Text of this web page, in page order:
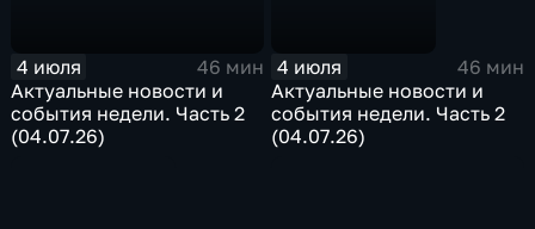
4 июля
46 мин
Актуальные новости и
события недели. Часть 2
(04.07.26)
4 июля
46 мин
Актуальные новости и
события недели. Часть 2
(04.07.26)